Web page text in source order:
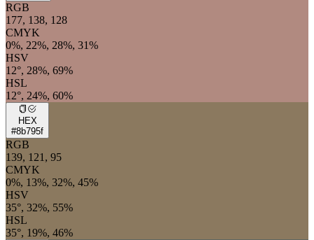
RGB
177, 138, 128
CMYK
0%, 22%, 28%, 31%
HSV
12°, 28%, 69%
HSL
12°, 24%, 60%
HEX
#8b795f
RGB
139, 121, 95
CMYK
0%, 13%, 32%, 45%
HSV
35°, 32%, 55%
HSL
35°, 19%, 46%